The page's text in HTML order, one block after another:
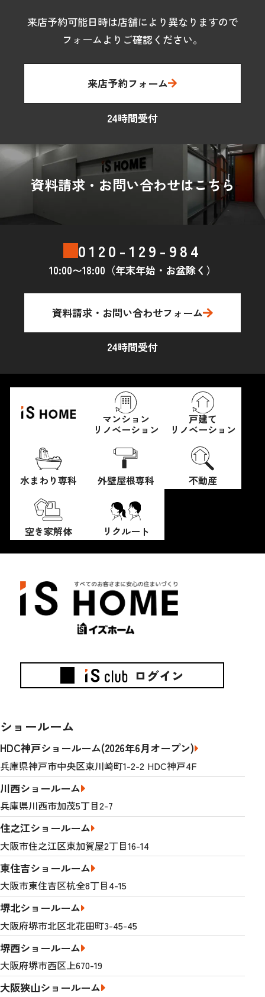
来店予約可能日時は店舗により異なりますので
フォームよりご確認ください。
来店予約フォーム
24時間受付
資料請求・お問い合わせはこちら
0120-129-984
10:00〜18:00（年末年始・お盆除く）
資料請求・お問い合わせフォーム
24時間受付
マンション
リノベーション
戸建て
リノベーション
水まわり専科 外壁屋根専科 不動産
空き家解体 リクルート
ログイン
ショールーム
HDC神戸ショールーム(2026年6月オープン)
兵庫県神戸市中央区東川崎町1-2-2 HDC神戸4F
川西ショールーム
兵庫県川西市加茂5丁目2-7
住之江ショールーム
大阪市住之江区東加賀屋2丁目16-14
東住吉ショールーム
大阪市東住吉区杭全8丁目4-15
堺北ショールーム
大阪府堺市北区北花田町3-45-45
堺西ショールーム
大阪府堺市西区上670-19
大阪狭山ショールーム